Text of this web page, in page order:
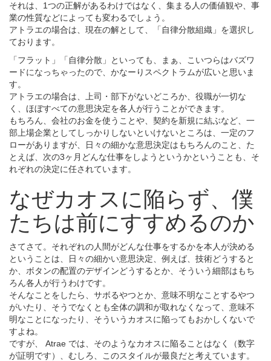
それは、1つの正解があるわけではなく、集まる人の価値観や、事
業の性質などによっても変わるでしょう。
アトラエの場合は、現在の解として、「自律分散組織」を選択し
ております。
「フラット」「自律分散」といっても、まぁ、こいつらはバズワ
ードになっちゃったので、かなーりスペクトラムが広いと思いま
す。
アトラエの場合は、上司・部下がないどころか、役職が一切な
く、ほぼすべての意思決定を各人が行うことができます。
もちろん、会社のお金を使うことや、契約を新規に結ぶなど、一
部上場企業としてしっかりしないといけないところは、一定のフ
ローがありますが、日々の細かな意思決定はもちろんのこと、た
とえば、次の3ヶ月どんな仕事をしようというかということも、そ
れぞれの決定に任されています。
なぜカオスに陥らず、僕
たちは前にすすめるのか
さてさて。それぞれの人間がどんな仕事をするかを本人が決める
ということは、日々の細かい意思決定、例えば、技術どうすると
か、ボタンの配置のデザインどうするとか、そういう細部はもち
ろん各人が行うわけです。
そんなことをしたら、サボるやつとか、意味不明なことするやつ
がいたり、そうでなくとも全体の調和が取れなくなって、意味不
明なことになったり、そういうカオスに陥ってもおかしくないで
すよね。
ですが、 Atrae では、そのようなカオスに陥ることはなく（数字
が証明です）、むしろ、このスタイルが最良だと考えています。